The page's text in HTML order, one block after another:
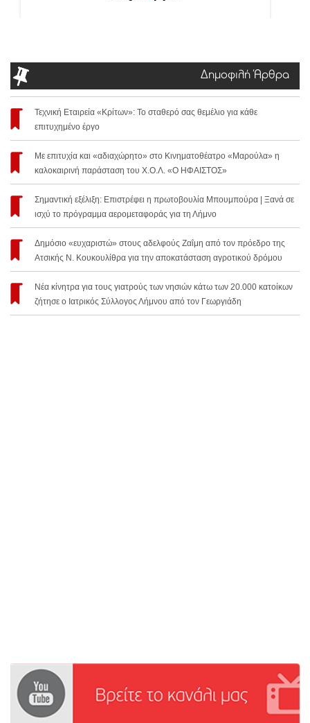
Δημοφιλή Άρθρα
Τεχνική Εταιρεία «Κρίτων»: Το σταθερό σας θεμέλιο για κάθε
επιτυχημένο έργο
Με επιτυχία και «αδιαχώρητο» στο Κινηματοθέατρο «Μαρούλα» η
καλοκαιρινή παράσταση του Χ.Ο.Λ. «Ο ΗΦΑΙΣΤΟΣ»
Σημαντική εξέλιξη: Επιστρέφει η πρωτοβουλία Μπουμπούρα | Ξανά σε
ισχύ το πρόγραμμα αερομεταφοράς για τη Λήμνο
Δημόσιο «ευχαριστώ» στους αδελφούς Ζαΐμη από τον πρόεδρο της
Ατσικής Ν. Κουκουλίθρα για την αποκατάσταση αγροτικού δρόμου
Νέα κίνητρα για τους γιατρούς των νησιών κάτω των 20.000 κατοίκων
ζήτησε ο Ιατρικός Σύλλογος Λήμνου από τον Γεωργιάδη